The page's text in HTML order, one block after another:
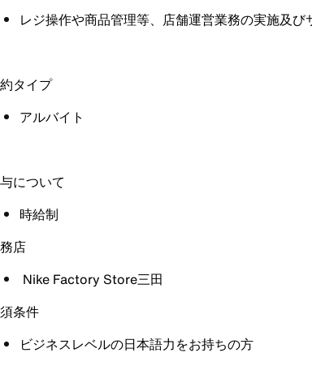
レジ操作や商品管理等、店舗運営業務の実施及び
タイプ
アルバイト
について
時給制
店
Nike Factory Store三田
条件
ビジネスレベルの日本語力をお持ちの方